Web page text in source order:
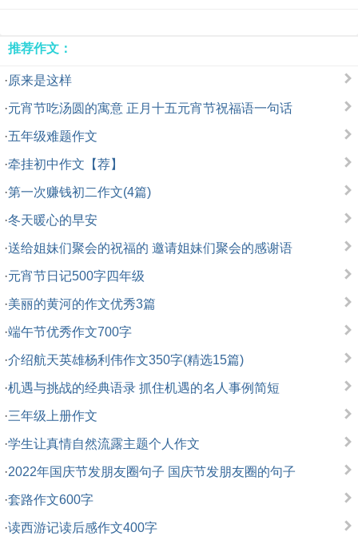
推荐作文：
·原来是这样
·元宵节吃汤圆的寓意 正月十五元宵节祝福语一句话
·五年级难题作文
·牵挂初中作文【荐】
·第一次赚钱初二作文(4篇)
·冬天暖心的早安
·送给姐妹们聚会的祝福的 邀请姐妹们聚会的感谢语
·元宵节日记500字四年级
·美丽的黄河的作文优秀3篇
·端午节优秀作文700字
·介绍航天英雄杨利伟作文350字(精选15篇)
·机遇与挑战的经典语录 抓住机遇的名人事例简短
·三年级上册作文
·学生让真情自然流露主题个人作文
·2022年国庆节发朋友圈句子 国庆节发朋友圈的句子
·套路作文600字
·读西游记读后感作文400字